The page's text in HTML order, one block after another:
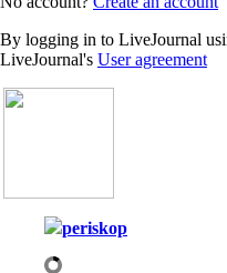
By logging in to LiveJournal
LiveJournal's User agreement
periskop